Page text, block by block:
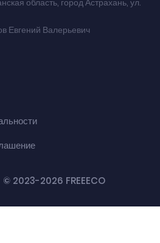
Евгений Валерьевич
© 2023-2026 FREEECO